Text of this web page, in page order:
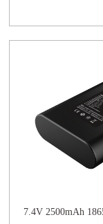
7.4V 2500mAh